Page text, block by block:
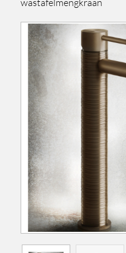
wastafelmengkraan